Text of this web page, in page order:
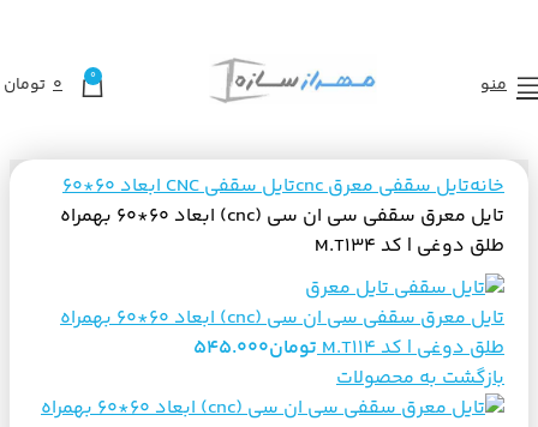
منو 0 تومان 0
خانهتایل سقفی معرق cnc
تایل سقفی CNC ابعاد 60*60
تایل معرق سقفی سی ان سی (cnc) ابعاد 60*60 بهمراه
طلق دوغی | کد M.T134
تایل معرق سقفی سی ان سی (cnc) ابعاد 60*60 بهمراه
طلق دوغی | کد M.T114
تومان545.000
بازگشت به محصولات